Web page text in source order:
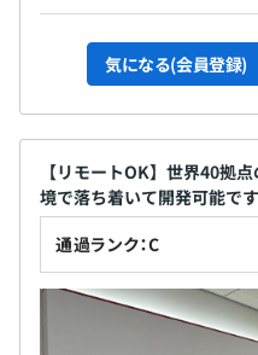
気になる(会員登録)
【リモートOK】世界40拠
境で落ち着いて開発可能で
通過ランク：C